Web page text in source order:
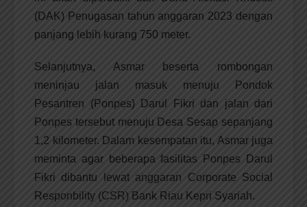
(DAK) Penugasan tahun anggaran 2023 dengan
panjang lebih kurang 750 meter.
Selanjutnya, Asmar beserta rombongan
meninjau jalan masuk menuju Pondok
Pesantren (Ponpes) Darul Fikri dan jalan dari
Ponpes tersebut menuju Desa Sesap sepanjang
1,2 kilometer. Dalam kesempatan itu, Asmar juga
meminta agar beberapa fasilitas Ponpes Darul
Fikri dibantu lewat anggaran Corporate Social
Responbility (CSR) Bank Riau Kepri Syariah.